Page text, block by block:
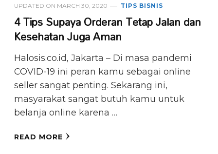
UPDATED ON MARCH 30, 2020 TIPS BISNIS
4 Tips Supaya Orderan Tetap Jalan dan
Kesehatan Juga Aman
Halosis.co.id, Jakarta – Di masa pandemi
COVID-19 ini peran kamu sebagai online
seller sangat penting. Sekarang ini,
masyarakat sangat butuh kamu untuk
belanja online karena …
READ MORE